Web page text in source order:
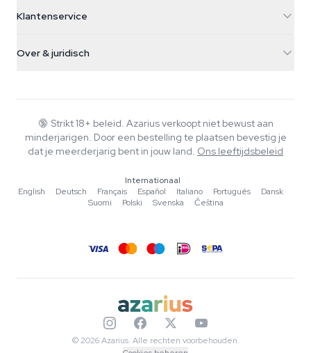
Nederland
+31(0)204897914
Smokeshop
Klantenservice
Retourbeleid
Veelgestelde vragen
Privacybeleid
Over & juridisch
Wiki
Muziek
Redactionele normen
Tools & Calculators
🔞 Strikt 18+ beleid. Azarius verkoopt niet bewust aan
minderjarigen. Door een bestelling te plaatsen bevestig je
dat je meerderjarig bent in jouw land. Ons leeftijdsbeleid
Internationaal
English
·Deutsch ·Français ·Español ·Italiano ·Português ·Dansk
·
Suomi
·Polski ·Svenska ·Čeština
© 2026 Azarius. Alle rechten voorbehouden.